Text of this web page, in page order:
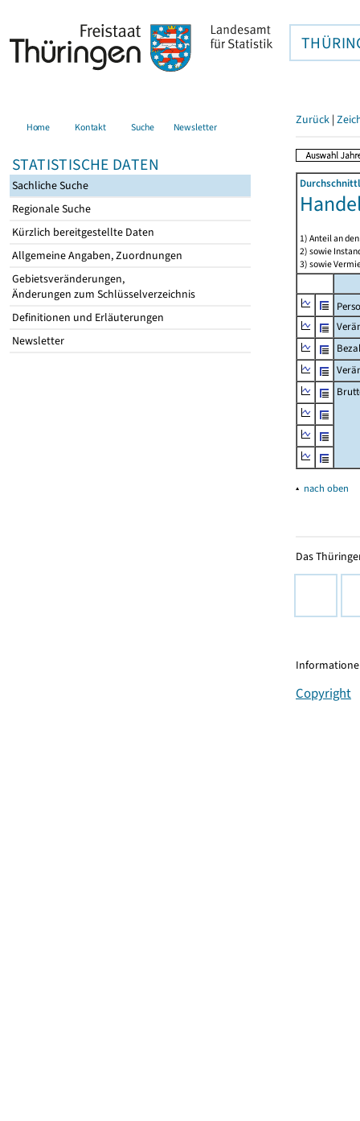
Home Kontakt Suche Newsletter
STATISTISCHE DATEN
Sachliche Suche
Regionale Suche
Kürzlich bereitgestellte Daten
Allgemeine Angaben, Zuordnungen
Gebietsveränderungen,
Änderungen zum Schlüsselverzeichnis
Definitionen und Erläuterungen
Newsletter
Zurück |
1) Anteil an
2) sowie
3) sowie
▴ nach oben
Das
Copyright